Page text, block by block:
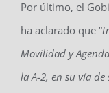
Por último, el
ha aclarado que “
Movilidad y
la A-2, en su vía